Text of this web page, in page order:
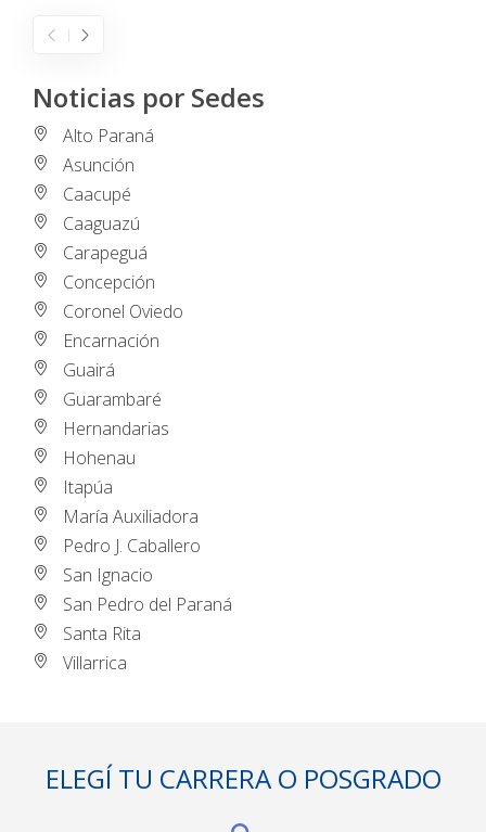
Noticias por Sedes
Alto Paraná
Asunción
Caacupé
Caaguazú
Carapeguá
Concepción
Coronel Oviedo
Encarnación
Guairá
Guarambaré
Hernandarias
Hohenau
Itapúa
María Auxiliadora
Pedro J. Caballero
San Ignacio
San Pedro del Paraná
Santa Rita
Villarrica
ELEGÍ TU CARRERA O POSGRADO